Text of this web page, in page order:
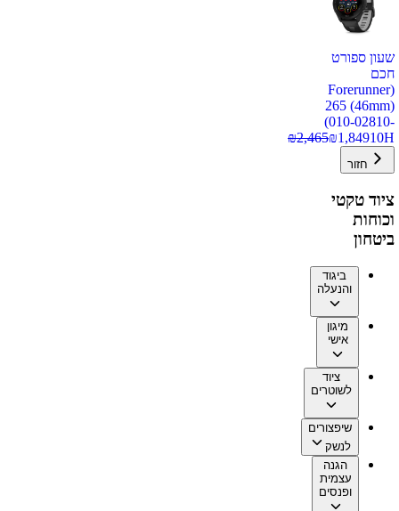
שעון ספורט
חכם
(Forerunner
265 (46mm)
(010-02810-
10H
₪1,849
₪2,465
חזור
ציוד טקטי
וכוחות
ביטחון
ביגוד
והנעלה
מיגון
אישי
ציוד
לשוטרים
שיפצורים
לנשק
הגנה
עצמית
ופנסים